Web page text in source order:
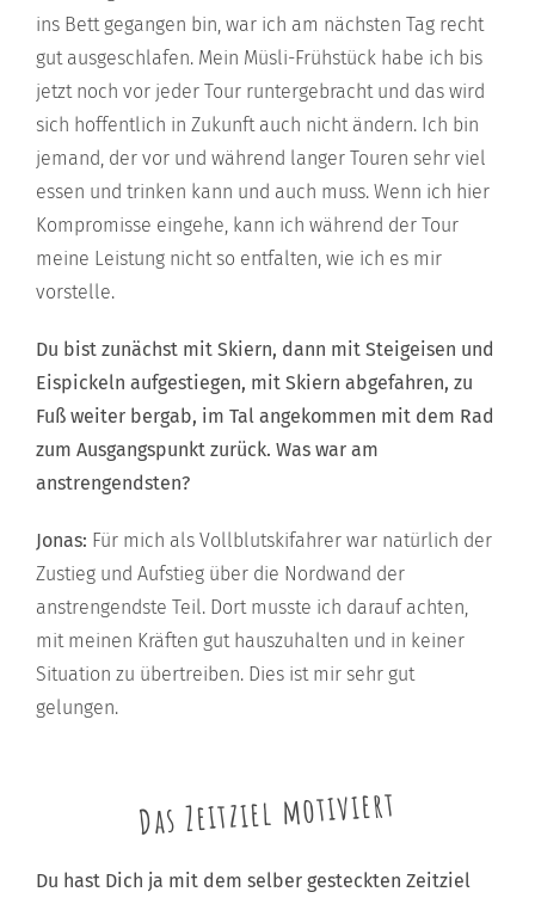
ins Bett gegangen bin, war ich am nächsten Tag recht
gut ausgeschlafen. Mein Müsli-Frühstück habe ich bis
jetzt noch vor jeder Tour runtergebracht und das wird
sich hoffentlich in Zukunft auch nicht ändern. Ich bin
jemand, der vor und während langer Touren sehr viel
essen und trinken kann und auch muss. Wenn ich hier
Kompromisse eingehe, kann ich während der Tour
meine Leistung nicht so entfalten, wie ich es mir
vorstelle.
Du bist zunächst mit Skiern, dann mit Steigeisen und
Eispickeln aufgestiegen, mit Skiern abgefahren, zu
Fuß weiter bergab, im Tal angekommen mit dem Rad
zum Ausgangspunkt zurück. Was war am
anstrengendsten?
Jonas: Für mich als Vollblutskifahrer war natürlich der
Zustieg und Aufstieg über die Nordwand der
anstrengendste Teil. Dort musste ich darauf achten,
mit meinen Kräften gut hauszuhalten und in keiner
Situation zu übertreiben. Dies ist mir sehr gut
gelungen.
Das Zeitziel motiviert
Du hast Dich ja mit dem selber gesteckten Zeitziel